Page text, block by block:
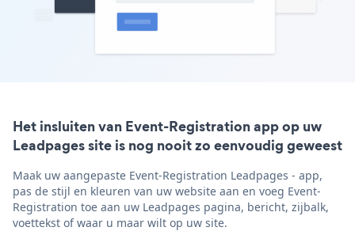
Het insluiten van Event-Registration app op uw
Leadpages site is nog nooit zo eenvoudig geweest
Maak uw aangepaste Event-Registration Leadpages - app,
pas de stijl en kleuren van uw website aan en voeg Event-
Registration toe aan uw Leadpages pagina, bericht, zijbalk,
voettekst of waar u maar wilt op uw site.